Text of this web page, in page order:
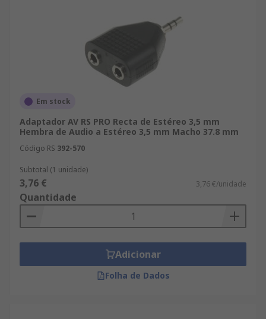
Em stock
Adaptador AV RS PRO Recta de Estéreo 3,5 mm
Hembra de Audio a Estéreo 3,5 mm Macho 37.8 mm
Código RS 392-570
Subtotal (1 unidade)
3,76 € 3,76 €/unidade
Quantidade
Adicionar
Folha de Dados